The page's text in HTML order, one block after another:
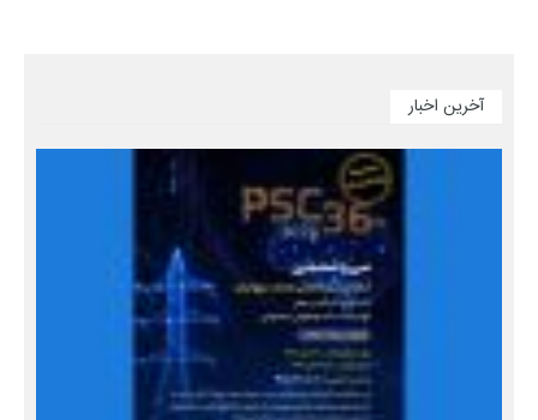
آخرین اخبار